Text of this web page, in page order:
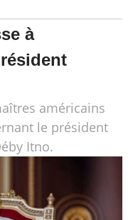
à
américains
le président
Itno.